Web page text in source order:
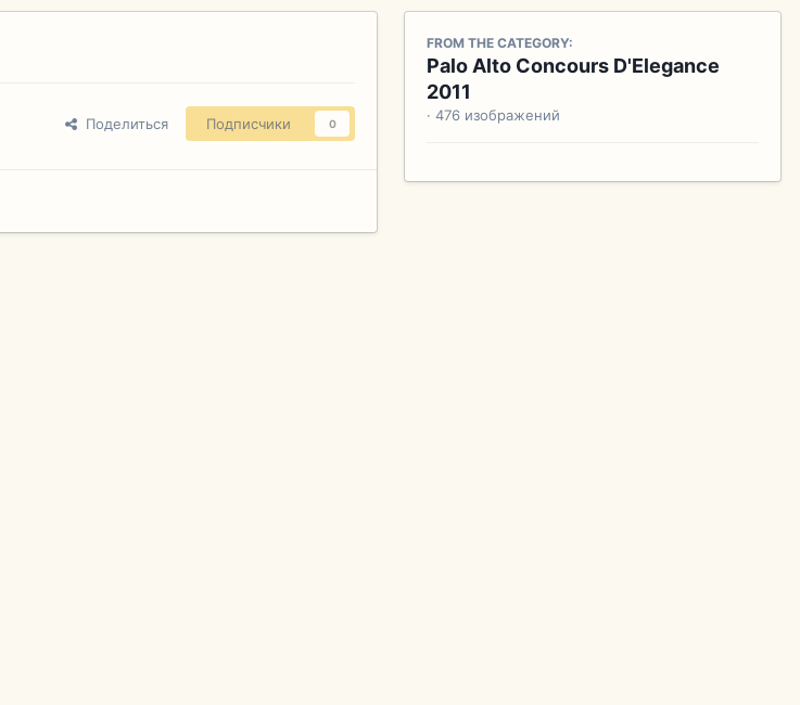
Поделиться Подписчики 0
FROM THE CATEGORY:
Palo Alto Concours D'Elegance
2011
· 476 изображений